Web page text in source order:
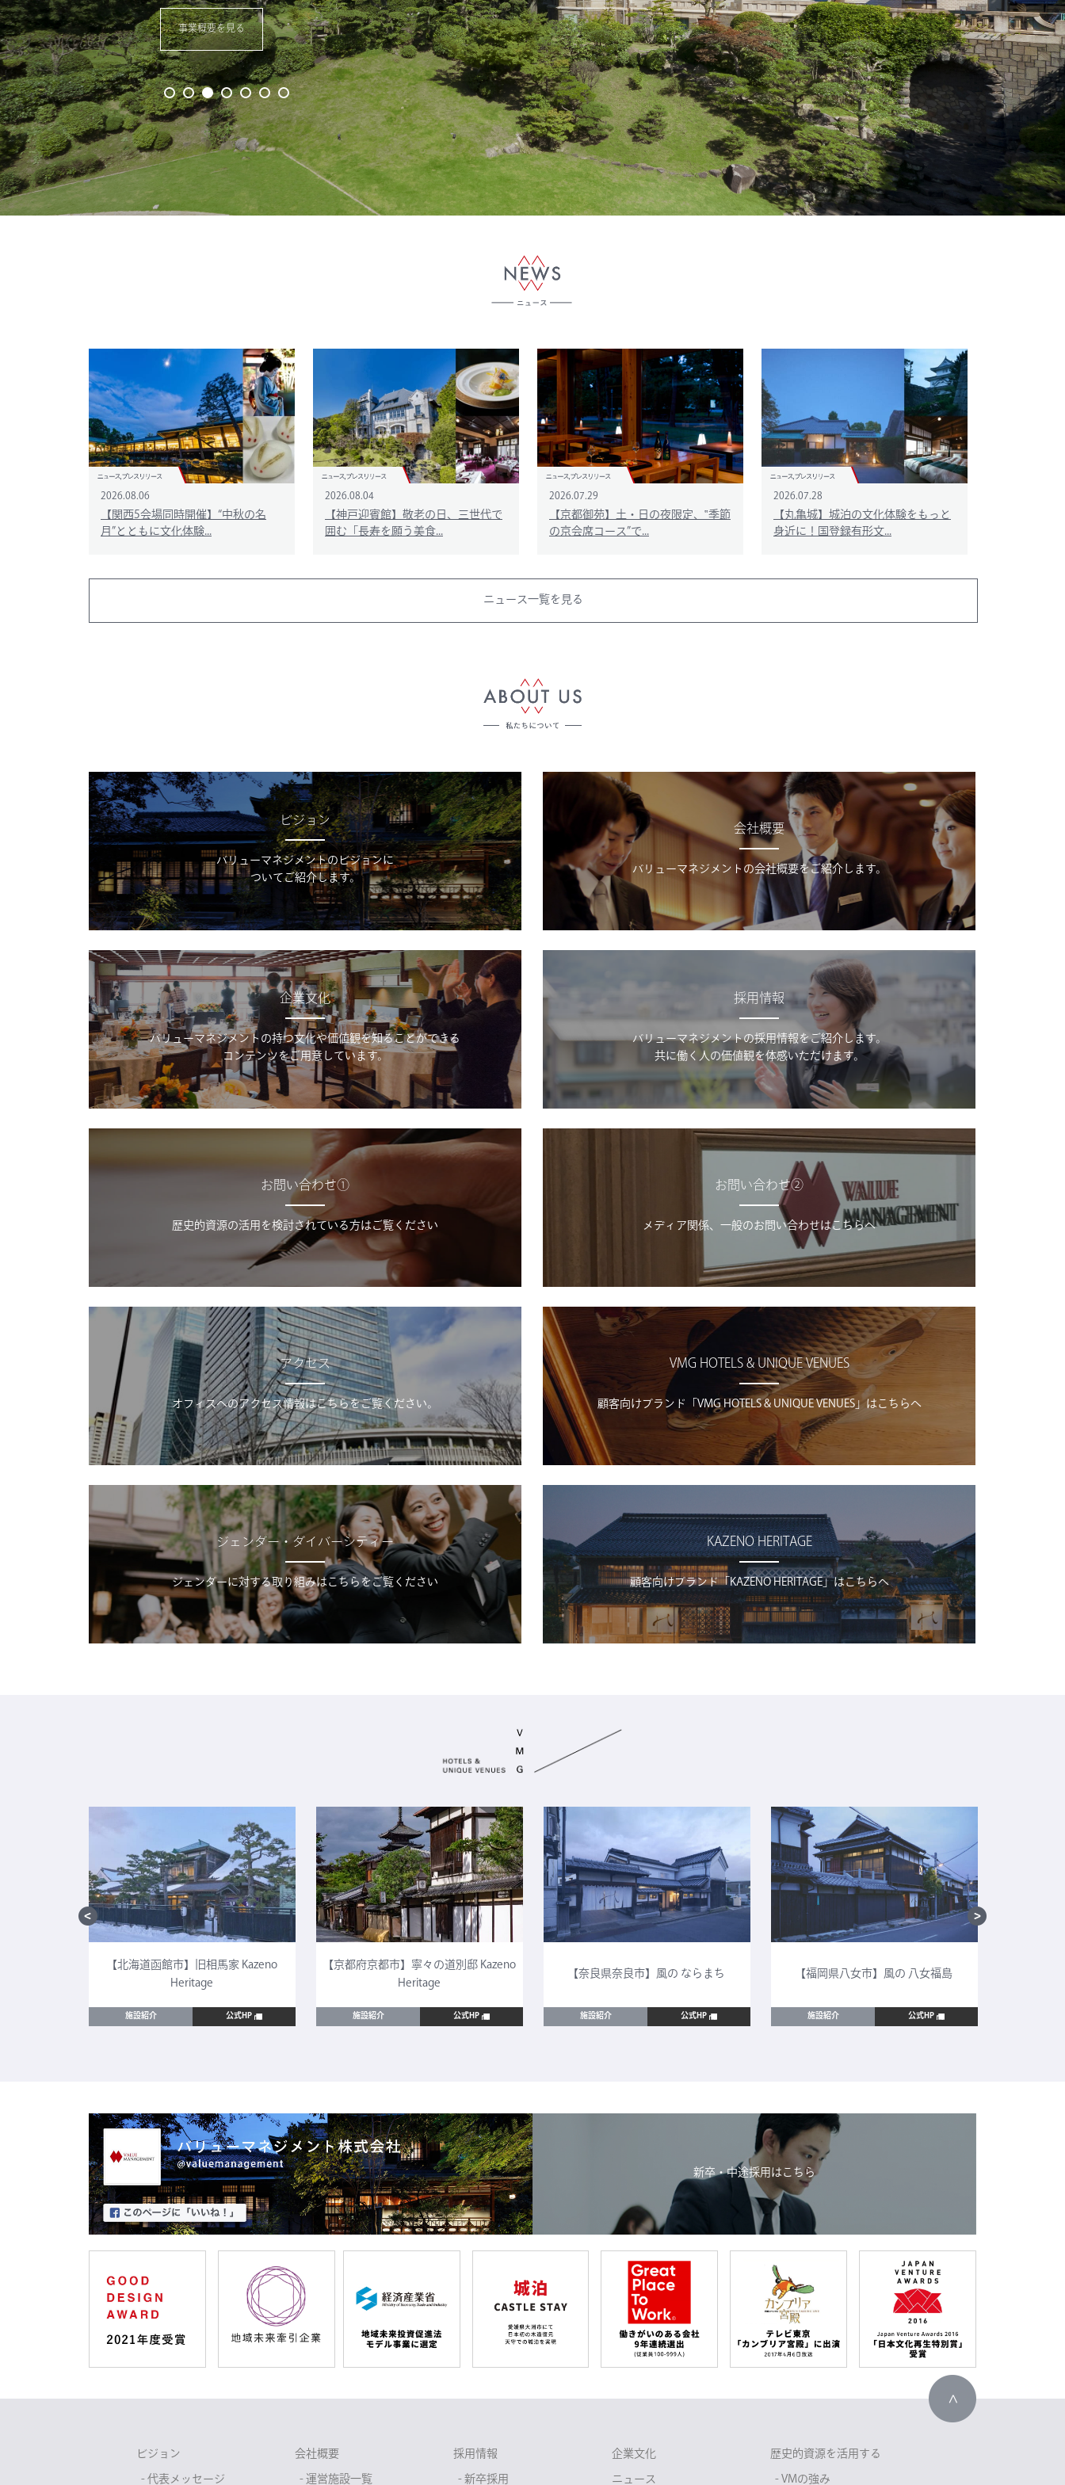
2026.08.06
【関西5会場同時開催】“中秋の名
月”とともに文化体験...
2026.08.04
【神戸迎賓館】敬老の日、三世代で
囲む「長寿を願う美食...
2026.07.29
【京都御苑】土・日の夜限定、‟季節
の京会席コース”で...
2026.07.28
【丸亀城】城泊の文化体験をもっと
身近に！国登録有形文...
ニュース一覧を見る
ビジョン
バリューマネジメントのビジョンに
ついてご紹介します。
会社概要
バリューマネジメントの会社概要をご紹介します。
企業文化
バリューマネジメントの持つ文化や価値観を知ることができる
コンテンツをご用意しています。
採用情報
バリューマネジメントの採用情報をご紹介します。
共に働く人の価値観を体感いただけます。
お問い合わせ①
歴史的資源の活用を検討されている方はご覧ください
お問い合わせ②
メディア関係、一般のお問い合わせはこちらへ
アクセス
オフィスへのアクセス情報はこちらをご覧ください。
VMG HOTELS & UNIQUE VENUES
顧客向けブランド「VMG HOTELS & UNIQUE VENUES」はこちらへ
ジェンダー・ダイバーシティー
ジェンダーに対する取り組みはこちらをご覧ください
KAZENO HERITAGE
顧客向けブランド「KAZENO HERITAGE」はこちらへ
【北海道函館市】旧相馬家 Kazeno
Heritage
施設紹介 公式HP
【京都府京都市】寧々の道別邸 Kazeno
Heritage
施設紹介 公式HP
【奈良県奈良市】風の ならまち
施設紹介 公式HP
【福岡県八女市】風の 八女福島
施設紹介 公式HP
新卒・中途採用はこちら
ビジョン
- 代表メッセージ
会社概要
- 運営施設一覧
採用情報
- 新卒採用
企業文化
ニュース
歴史的資源を活用する
- VMの強み